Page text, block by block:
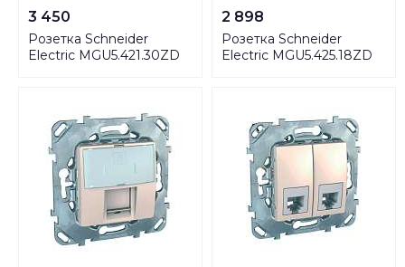
3 450
Розетка Schneider
Electric MGU5.421.30ZD
2 898
Розетка Schneider
Electric MGU5.425.18ZD